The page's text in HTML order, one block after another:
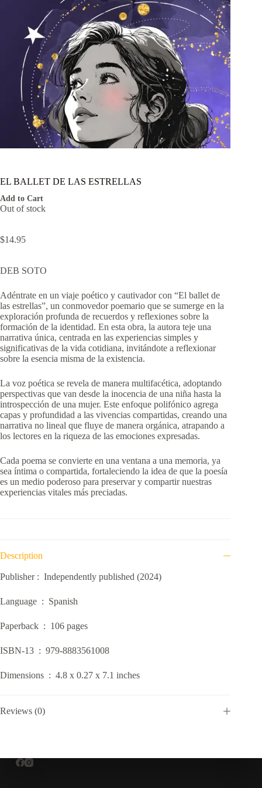
EL BALLET DE LAS ESTRELLAS
Add to Cart
Out of stock
$14.95
DEB SOTO
Adéntrate en un viaje poético y cautivador con “El ballet de
las estrellas”, un conmovedor poemario que se sumerge en la
exploración profunda de recuerdos y reflexiones sobre la
formación de la identidad. En esta obra, la autora teje una
narrativa única, centrada en las experiencias simples y
significativas de la vida cotidiana, invitándote a reflexionar
sobre la esencia misma de la existencia.
La voz poética se revela de manera multifacética, adoptando
perspectivas que van desde la inocencia de una niña hasta la
introspección de una mujer. Este enfoque polifónico agrega
capas y profundidad a las vivencias compartidas, creando una
narrativa no lineal que fluye de manera orgánica, atrapando a
los lectores en la riqueza de las emociones expresadas.
Cada poema se convierte en una ventana a una memoria, ya
sea íntima o compartida, fortaleciendo la idea de que la poesía
es un medio poderoso para preservar y compartir nuestras
experiencias vitales más preciadas.
Description
Publisher ‏: ‎ Independently published (2024)
Language ‏ : ‎ Spanish
Paperback ‏ : ‎ 106 pages
ISBN-13 ‏ : ‎ 979-8883561008
Dimensions ‏ : ‎ 4.8 x 0.27 x 7.1 inches
Reviews (0)